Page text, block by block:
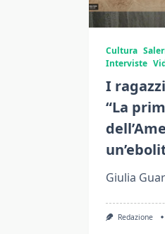
Cultura
Interviste
I
“La
Giulia
Redazione